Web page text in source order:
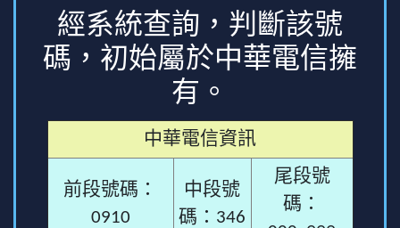
經系統查詢，判斷該號
碼，初始屬於中華電信擁
有。
中華電信資訊
前段號碼：
0910
中段號
碼：346
尾段號
碼：